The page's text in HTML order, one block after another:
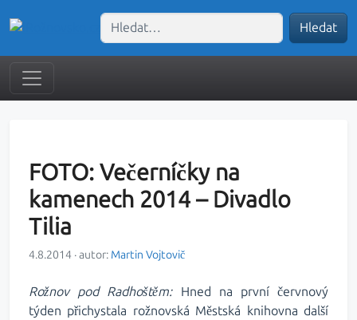
Hledat
FOTO: Večerníčky na
kamenech 2014 – Divadlo
Tilia
4.8.2014 · autor: Martin Vojtovič
Rožnov pod Radhoštěm:Hned na první červnový
týden přichystala rožnovská Městská knihovna další